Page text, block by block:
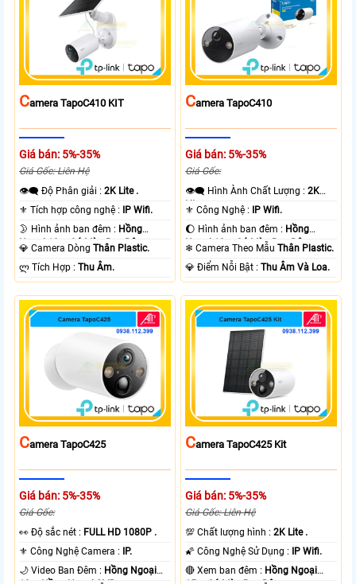
CAmera TapoC410 KIT
Giá bán: 5%-35%
Giá Gốc: Liên Hệ
👁️‍🗨 Độ Phân giải :2K Lite .
⚜️ Tích hợp công nghệ :
IP Wifi.
🌛 Hình ảnh ban đêm : Hồng
Ngoại 10m Có Màu Ban Ðêm.
💎 Camera DòngThân Plastic.
️ლ Tích Hợp :Thu Âm.
CAmera TapoC410
Giá bán: 5%-35%
Giá Gốc:
👁️‍🗨 Hình Ành Chất Lượng :2K
Lite .
⚜️ Công Nghệ :
IP Wifi.
🌔 Hình ảnh ban đêm : Hồng
Ngoại 10m Có Màu Ban Ðêm.
❄ Camera Theo MẫuThân Plastic.
️💎 Điểm Nỗi Bật :Thu Âm Và Loa.
CAmera TapoC425
Giá bán: 5%-35%
Giá Gốc:
️👀 Độ sắc nét : FULL HD 1080P .
⚜️ Công Nghệ Camera :
IP.
🌙 Video Ban Đêm : Hồng Ngoại
CAmera TapoC425 Kit
Giá bán: 5%-35%
Giá Gốc: Liên Hệ
💯 Chất lượng hình :2K Lite .
🌠 Công Nghệ Sử Dụng :
IP Wifi.
🔴 Xem ban đêm : Hồng Ngoại